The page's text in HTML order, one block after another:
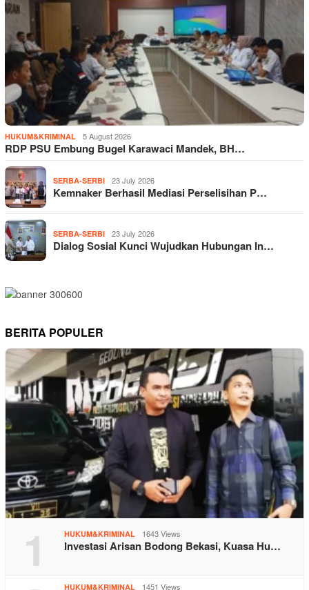
HUKUM&KRIMINAL 5 August 2026
RDP PSU Embung Bugel Karawaci Mandek, BH…
SERBA-SERBI 23 July 2026
Kemnaker Berhasil Mediasi Perselisihan P…
SERBA-SERBI 23 July 2026
Dialog Sosial Kunci Wujudkan Hubungan In…
BERITA POPULER
1 HUKUM&KRIMINAL 1643 Views
Investasi Arisan Bodong Bekasi, Kuasa Hu…
HUKUM&KRIMINAL 1451 Views